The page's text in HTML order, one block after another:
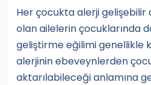
Her çocukta alerji gelişebilir
olan ailelerin çocuklarında
geliştirme eğilimi genellikle
alerjinin ebeveynlerden
aktarılabileceği anlamına